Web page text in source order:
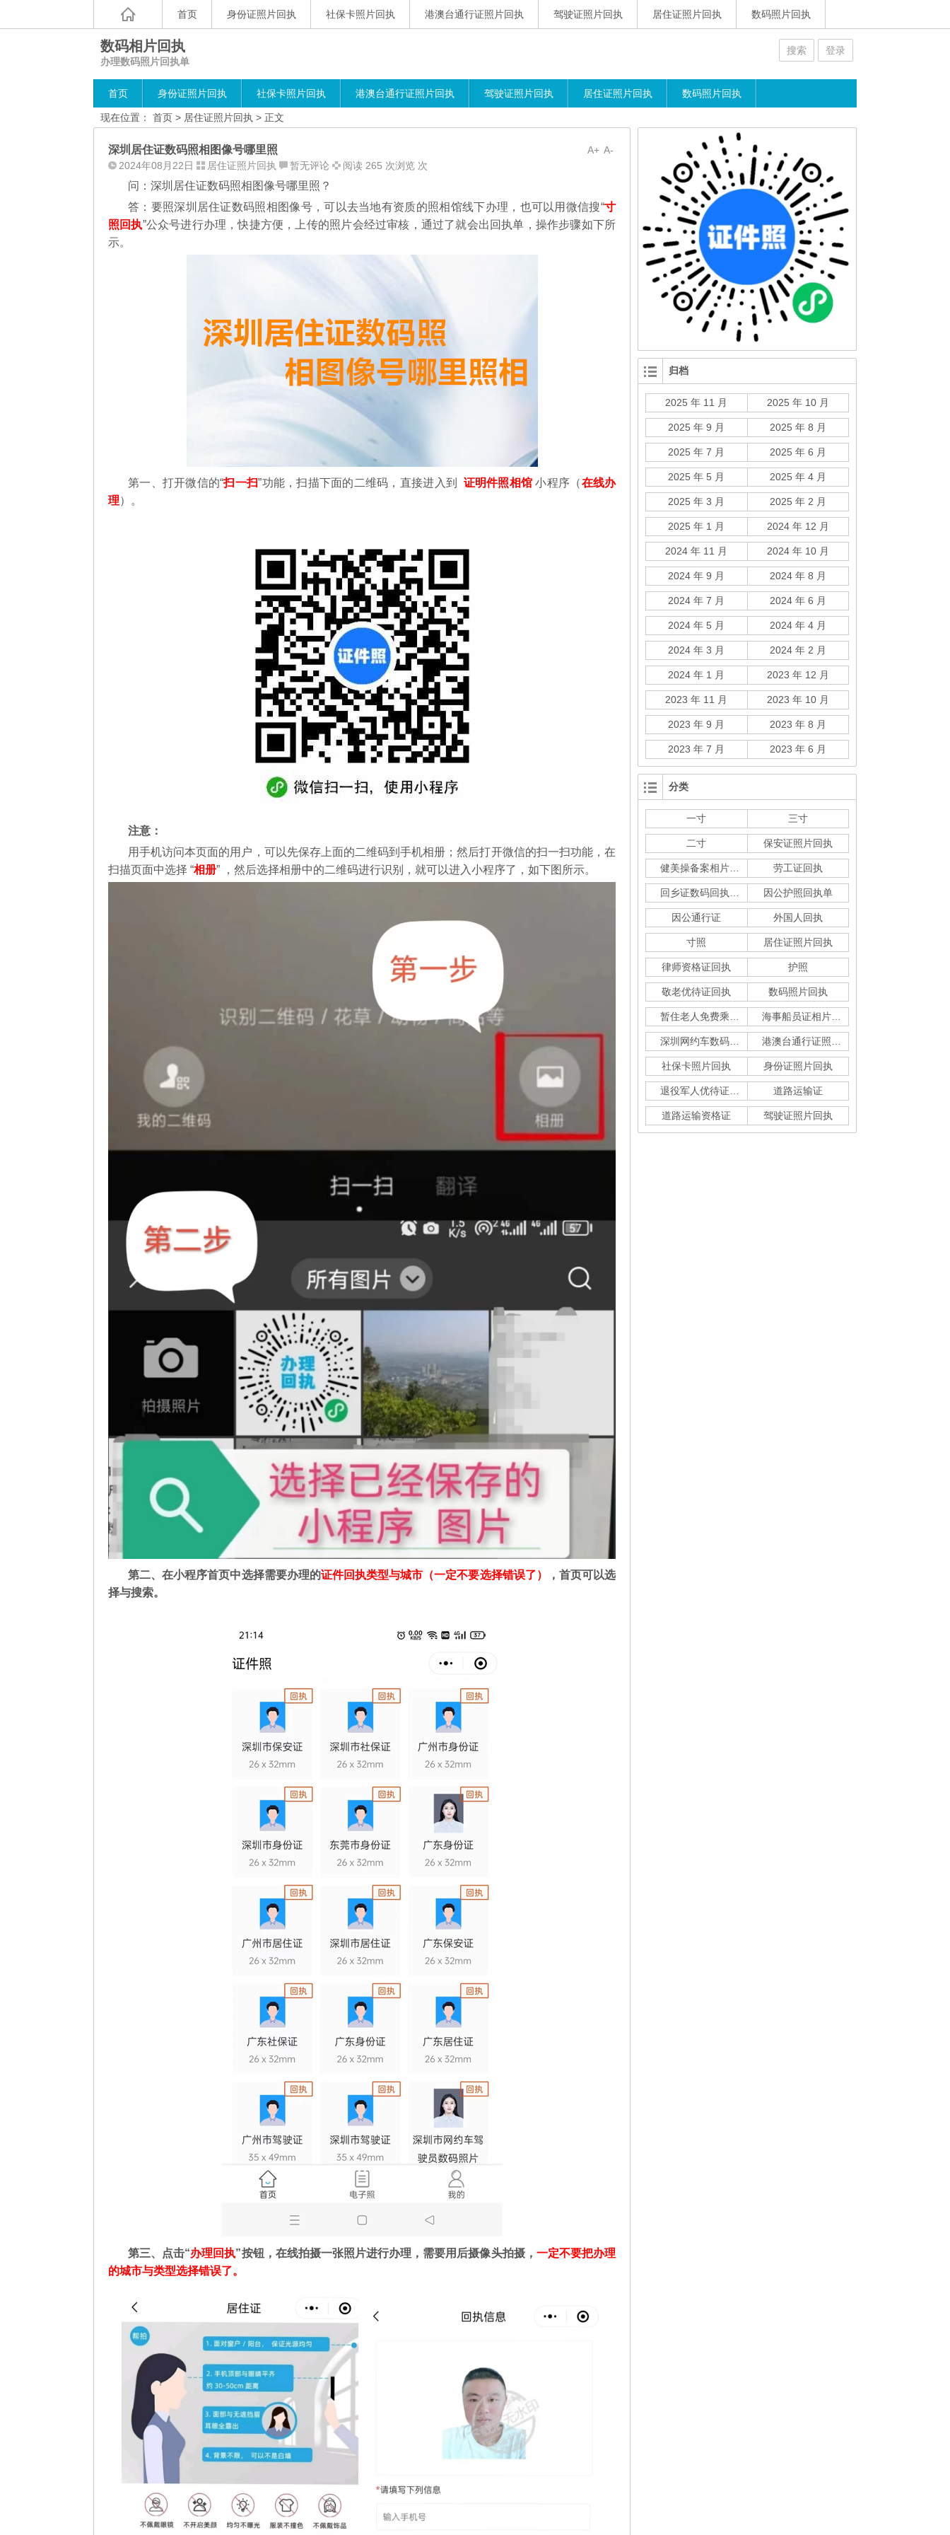
首页 身份证照片回执 社保卡照片回执 港澳台通行证照片回执 驾驶证照片回执 居住证照片回执 数码照片回执
数码相片回执
办理数码照片回执单
搜索 登录
首页 身份证照片回执 社保卡照片回执 港澳台通行证照片回执 驾驶证照片回执 居住证照片回执 数码照片回执
现在位置： 首页 > 居住证照片回执 > 正文
A-
A+
深圳居住证数码照相图像号哪里照
2024年08月22日 居住证照片回执 暂无评论 阅读 265 次浏览 次
问：深圳居住证数码照相图像号哪里照？
答：要照深圳居住证数码照相图像号，可以去当地有资质的照相馆线下办理，也可以用微信搜“寸
照回执”公众号进行办理，快捷方便，上传的照片会经过审核，通过了就会出回执单，操作步骤如下所
示。
第一、 打开微信的“扫一扫”功能，扫描下面的二维码，直接进入到 证明件照相馆 小程序（在线办
理）。
注意：
用手机访问本页面的用户，可以先保存上面的二维码到手机相册；然后打开微信的扫一扫功能，在
扫描页面中选择 “相册” ，然后选择相册中的二维码进行识别，就可以进入小程序了，如下图所示。
第二、在小程序首页中选择需要办理的证件回执类型与城市（一定不要选择错误了）
，首页可以选
择与搜索。
第三、点击“办理回执”按钮，在线拍摄一张照片进行办理，需要用后摄像头拍摄， 一定不要把办理
的城市与类型选择错误了。
归档
2025 年 11 月 2025 年 10 月
2025 年 9 月 2025 年 8 月
2025 年 7 月 2025 年 6 月
2025 年 5 月 2025 年 4 月
2025 年 3 月 2025 年 2 月
2025 年 1 月 2024 年 12 月
2024 年 11 月 2024 年 10 月
2024 年 9 月 2024 年 8 月
2024 年 7 月 2024 年 6 月
2024 年 5 月 2024 年 4 月
2024 年 3 月 2024 年 2 月
2024 年 1 月 2023 年 12 月
2023 年 11 月 2023 年 10 月
2023 年 9 月 2023 年 8 月
2023 年 7 月 2023 年 6 月
分类
一寸 三寸
二寸 保安证照片回执
劳工证回执
因公护照回执单
因公通行证 外国人回执
寸照 居住证照片回执
律师资格证回执 护照
敬老优待证回执 数码照片回执
海事船员证相片采集
社保卡照片回执 身份证照片回执
道路运输证
道路运输资格证 驾驶证照片回执